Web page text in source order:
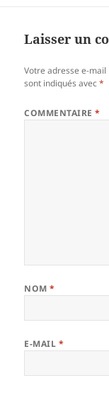
Laisser un
Votre adresse e-
sont indiqués avec*
COMMENTAIRE*
NOM*
E-MAIL *